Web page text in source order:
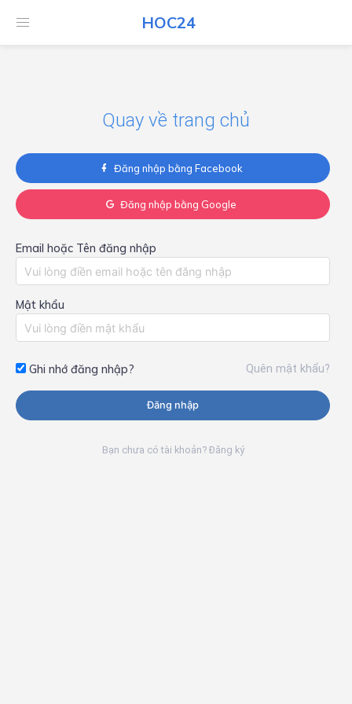
HOC24
HOC24
Quay về trang chủ
Đăng nhập bằng Facebook
Đăng nhập bằng Google
Email hoặc Tên đăng nhập
Mật khẩu
Ghi nhớ đăng nhập? Quên mật khẩu?
Đăng nhập
Bạn chưa có tài khoản? Đăng ký